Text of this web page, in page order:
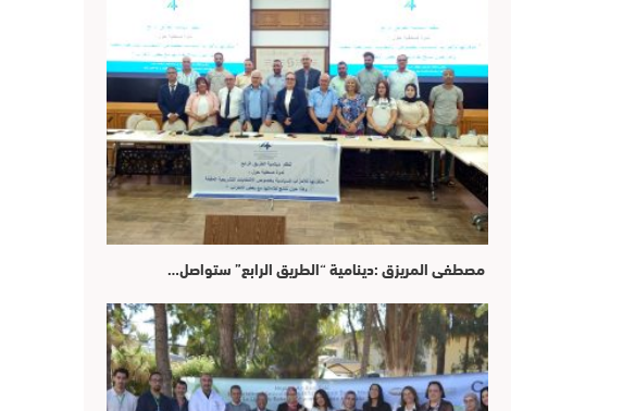
مصطفى المريزق :دينامية “الطريق الرابع” ستواصل…